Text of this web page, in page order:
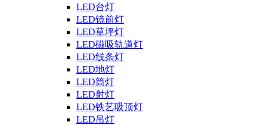
LED台灯
LED镜前灯
LED草坪灯
LED磁吸轨道灯
LED线条灯
LED地灯
LED筒灯
LED射灯
LED铁艺吸顶灯
LED吊灯